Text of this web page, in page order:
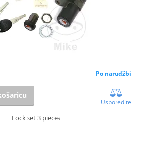
Po narudžbi
Usporedite
Lock set 3 pieces